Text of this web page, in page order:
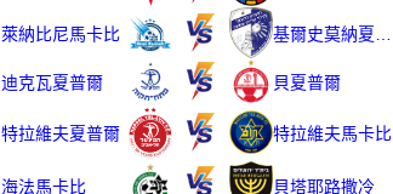
萊納比尼馬卡比
迪克瓦夏普爾 貝夏普爾
特拉維夫夏普爾 特拉維夫馬卡比
海法馬卡比 貝塔耶路撒冷